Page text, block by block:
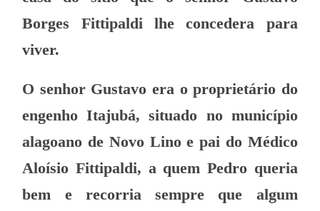
Borges Fittipaldi lhe concedera para
viver.
O senhor Gustavo era o proprietário do
engenho Itajubá, situado no município
alagoano de Novo Lino e pai do Médico
Aloísio Fittipaldi, a quem Pedro queria
bem e recorria sempre que algum